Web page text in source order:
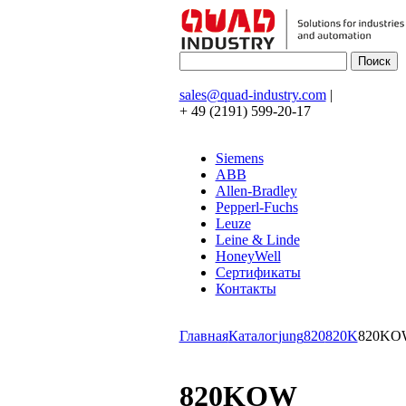
sales@quad-industry.com|
+ 49 (2191) 599-20-17
Siemens
ABB
Allen-Bradley
Pepperl-Fuchs
Leuze
Leine & Linde
HoneyWell
Сертификаты
Контакты
ГлавнаяКаталогjung820820K
820KOW